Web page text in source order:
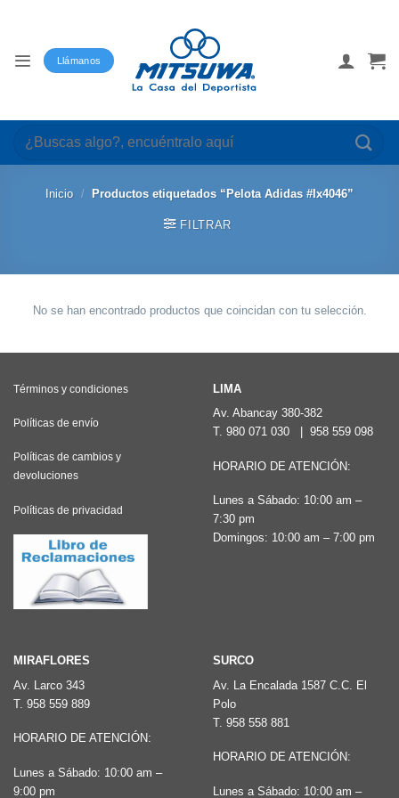
Llámanos
Buscar
por:
Inicio / Productos etiquetados “Pelota Adidas #Ix4046”
FILTRAR
No se han encontrado productos que coincidan con tu selección.
Términos y condiciones
Políticas de envío
Políticas de cambios y
devoluciones
Políticas de privacidad
LIMA
Av. Abancay 380-382
T. 980 071 030 958 559 098
HORARIO DE ATENCIÓN:
Lunes a Sábado: 10:00 am –
7:30 pm
Domingos: 10:00 am – 7:00 pm
MIRAFLORES
Av. Larco 343
T. 958 559 889
HORARIO DE ATENCIÓN:
Lunes a Sábado: 10:00 am –
9:00 pm
SURCO
Av. La Encalada 1587 C.C. El
Polo
T. 958 558 881
HORARIO DE ATENCIÓN:
Lunes a Sábado: 10:00 am –